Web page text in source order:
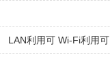
LAN利用可 Wi-Fi利用可